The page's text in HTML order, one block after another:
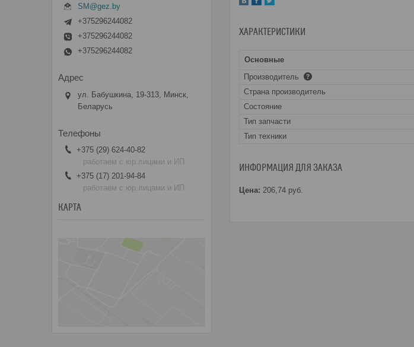
ХАРАКТЕРИСТИКИ
Основные
Производитель
Страна производитель
Состояние
Тип запчасти
Тип техники
ИНФОРМАЦИЯ ДЛЯ ЗАКАЗА
Цена: 206,74 руб.
SM@gez.by
+375296244082
+375296244082
+375296244082
ул. Бабушкина, 19-313, Минск,
Беларусь
+375 (29) 624-40-82
работаем с юр.лицами и ИП
+375 (17) 201-94-84
работаем с юр.лицами и ИП
КАРТА